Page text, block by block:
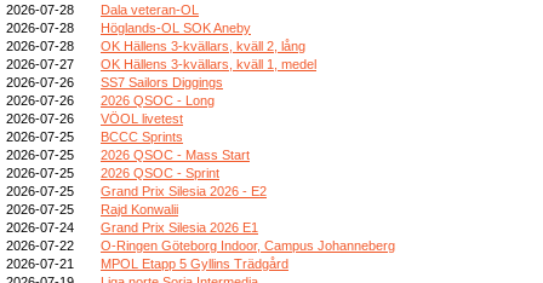
2026-07-28
Dala veteran-OL
2026-07-28
Höglands-OL SOK Aneby
2026-07-28
OK Hällens 3-kvällars, kväll 2, lång
2026-07-27
OK Hällens 3-kvällars, kväll 1, medel
2026-07-26
SS7 Sailors Diggings
2026-07-26
2026 QSOC - Long
2026-07-26
VÖOL livetest
2026-07-25
BCCC Sprints
2026-07-25
2026 QSOC - Mass Start
2026-07-25
2026 QSOC - Sprint
2026-07-25
Grand Prix Silesia 2026 - E2
2026-07-25
Rajd Konwalii
2026-07-24
Grand Prix Silesia 2026 E1
2026-07-22
O-Ringen Göteborg Indoor, Campus Johanneberg
2026-07-21
MPOL Etapp 5 Gyllins Trädgård